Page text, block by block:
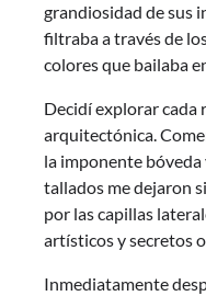
grandiosidad de sus
filtraba a través de
colores que bailaba
Decidí explorar cada
arquitectónica.
la imponente
tallados me dejaron
por las capillas
artísticos y secretos
Inmediatamente